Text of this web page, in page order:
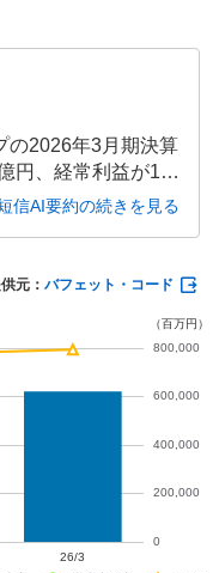
の2026年3月期決算
円、経常利益が16.
18.4%増の854億円
な経営指標が改善
る成長を見込んで
信AI要約の続きを見る
元： バフェット・コード